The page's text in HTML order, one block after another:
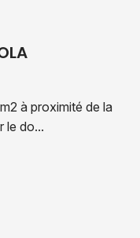
à proximité de la
le do...